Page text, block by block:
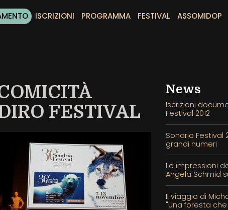
ISCRIZIONI PROGRAMMA FESTIVAL ASSOMIDOP
FESTIVAL
News
Iscrizioni
Festival 2012
Sondrio Festival
grandi numeri
Le impressioni
Angela Schmid
Il viaggio di
"Una foresta